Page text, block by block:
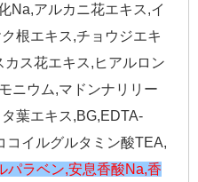
Na,アルカニ花エキス,イ
根エキス,チョウジエキ
ス花エキス,ヒアルロン
ニウム,マドンナリリー
葉エキス,BG,EDTA-
コイルグルタミン酸TEA,
パラベン,安息香酸Na,香